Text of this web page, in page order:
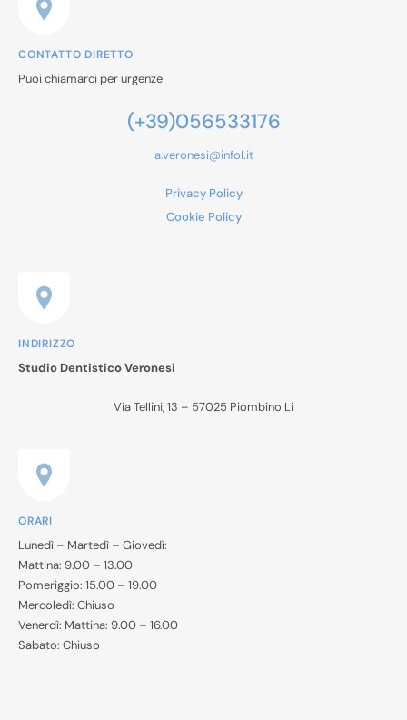
CONTATTO DIRETTO
Puoi chiamarci per urgenze
(+39)056533176
a.veronesi@infol.it
Privacy Policy
Cookie Policy
INDIRIZZO
Studio Dentistico Veronesi
Via Tellini, 13 – 57025 Piombino Li
ORARI
Lunedì – Martedì – Giovedì:
Mattina: 9.00 – 13.00
Pomeriggio: 15.00 – 19.00
Mercoledì: Chiuso
Venerdì: Mattina: 9.00 – 16.00
Sabato: Chiuso